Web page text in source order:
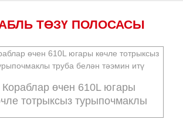
ТӨЗҮ ПОЛОСАСЫ
Кораблар өчен 610L югары
тотрыксыз турыпочмаклы